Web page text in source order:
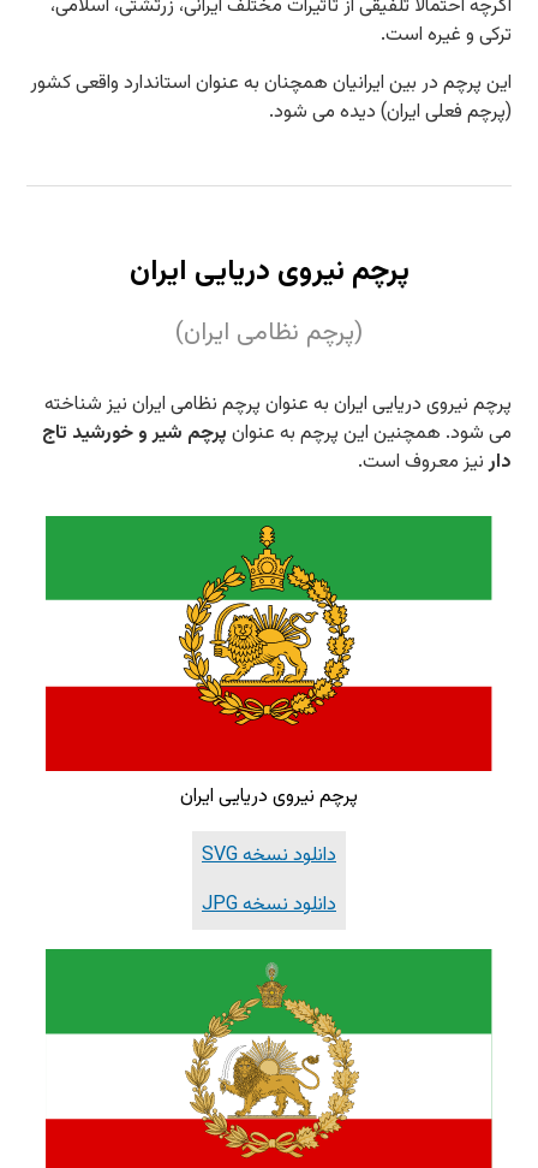
اگرچه احتمالاً تلفیقی از تأثیرات مختلف ایرانی، زرتشتی، اسلامی،
ترکی و غیره است.
این پرچم در بین ایرانیان همچنان به عنوان استاندارد واقعی کشور
(پرچم فعلی ایران) دیده می شود.
پرچم نیروی دریایی ایران
(پرچم نظامی ایران)
پرچم نیروی دریایی ایران به عنوان پرچم نظامی ایران نیز شناخته
می شود. همچنین این پرچم به عنوان پرچم شیر و خورشید تاج
دارنیز معروف است.
پرچم نیروی دریایی ایران
دانلود نسخه SVG
دانلود نسخه JPG